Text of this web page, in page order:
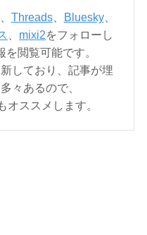
、 Threads、 Bluesky、
mixi2をフォローし
閲覧可能です。
しており、記事が埋
々あるので、
ススメします。